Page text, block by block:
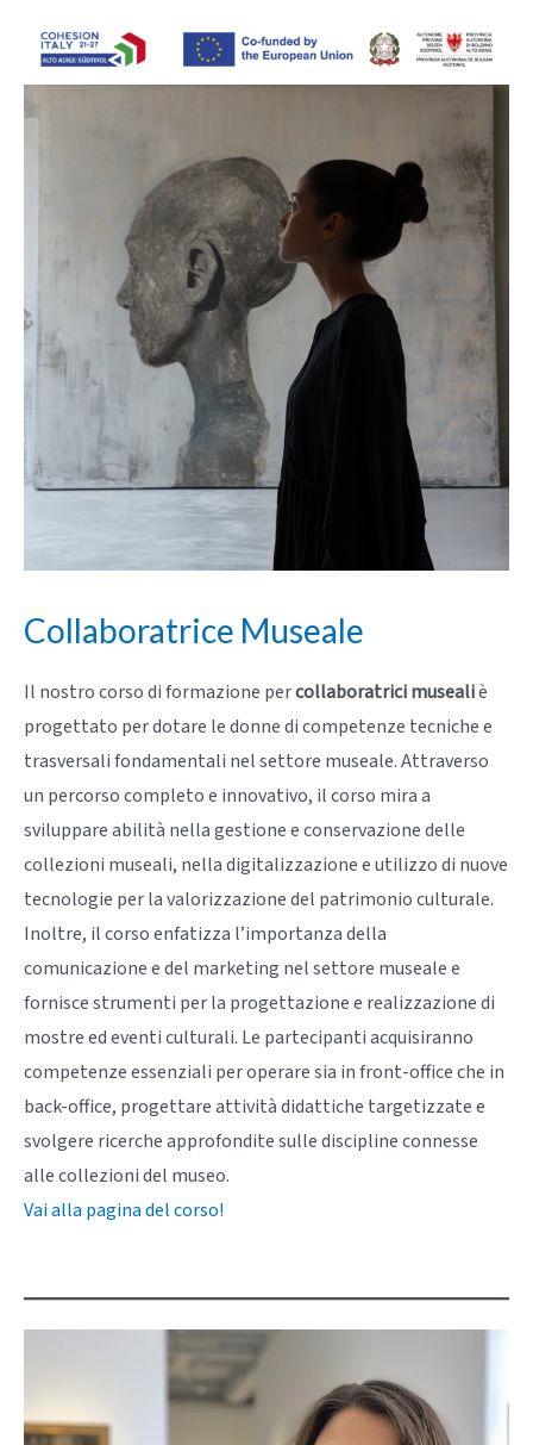
Collaboratrice Museale
Il nostro corso di formazione percollaboratrici musealiè
progettato per dotare le donne di competenze tecniche e
trasversali fondamentali nel settore museale. Attraverso
un percorso completo e innovativo, il corso mira a
sviluppare abilità nella gestione e conservazione delle
collezioni museali, nella digitalizzazione e utilizzo di nuove
tecnologie per la valorizzazione del patrimonio culturale.
Inoltre, il corso enfatizza l’importanza della
comunicazione e del marketing nel settore museale e
fornisce strumenti per la progettazione e realizzazione di
mostre ed eventi culturali. Le partecipanti acquisiranno
competenze essenziali per operare sia in front-office che in
back-office, progettare attività didattiche targetizzate e
svolgere ricerche approfondite sulle discipline connesse
alle collezioni del museo.
Vai alla pagina del corso!